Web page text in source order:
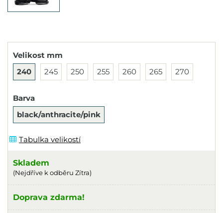
Velikost mm
240
245 250 255 260 265 270
Barva
black/anthracite/pink
Tabulka velikostí
Skladem
(Nejdříve k odběru Zítra)
Doprava zdarma!